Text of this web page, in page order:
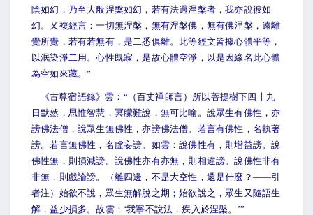
陰如幻，乃至大般涅槃如幻，若有法過涅槃者，我亦說彼如
幻。又複經言：一切無涅槃，無有涅槃佛，無有佛涅槃，遠離
覺所覺，若有若無有，是二悉俱離。此等經文皆據心體平等，
以泯染淨二用。心性既寂，是故心體空淨，以是因緣名此心體
為空如來藏。”
《古尊宿語錄》雲：“（百丈禪師言）所以菩提樹下四十九
日默然，思惟智慧，冥朦難說，無可比喻。說眾生有佛性，亦
謗佛法僧，說眾生無佛性，亦謗佛法僧。若言有佛性，名執著
謗。若言無佛性，名虛妄謗。如雲：說佛性有，則增益謗。說
佛性無，則損減謗。說佛性亦有亦無，則相違謗。說佛性非有
非無，則戲論謗。（離四邊，不是大空性，還是什麼？——引
者注）始欲不說，眾生無解脫之期；始欲說之，眾生又隨語生
解，益少損多。故雲：‘我寧不說法，疾入於涅槃。’”